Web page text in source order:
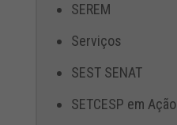
SEREM
Serviços
SEST SENAT
SETCESP em Ação